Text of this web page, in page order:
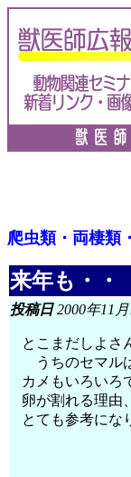
爬虫類・両棲類
来年も・・
投稿日2000年11
とこまだしよさ
うちのセマル
カメもいろいろ
卵が割れる理由
とても参考にな